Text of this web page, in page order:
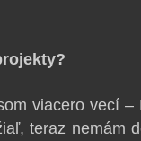
viacero vecí
teraz nemám